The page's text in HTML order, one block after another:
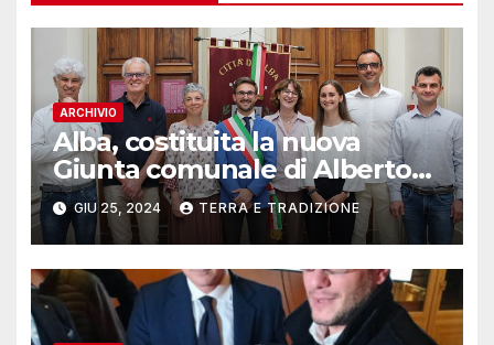
ARCHIVIO
Alba, costituita la nuova
Giunta comunale di Alberto
Gatto
GIU 25, 2024 TERRA E TRADIZIONE